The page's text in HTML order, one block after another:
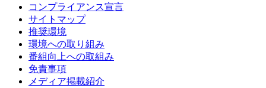
コンプライアンス宣言
サイトマップ
推奨環境
環境への取り組み
番組向上への取組み
免責事項
メディア掲載紹介